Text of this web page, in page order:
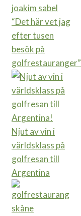
“Det här vet jag
efter tusen
besök på
golfrestauranger”
Njut av vin i
världsklass på
golfresan till
Argentina